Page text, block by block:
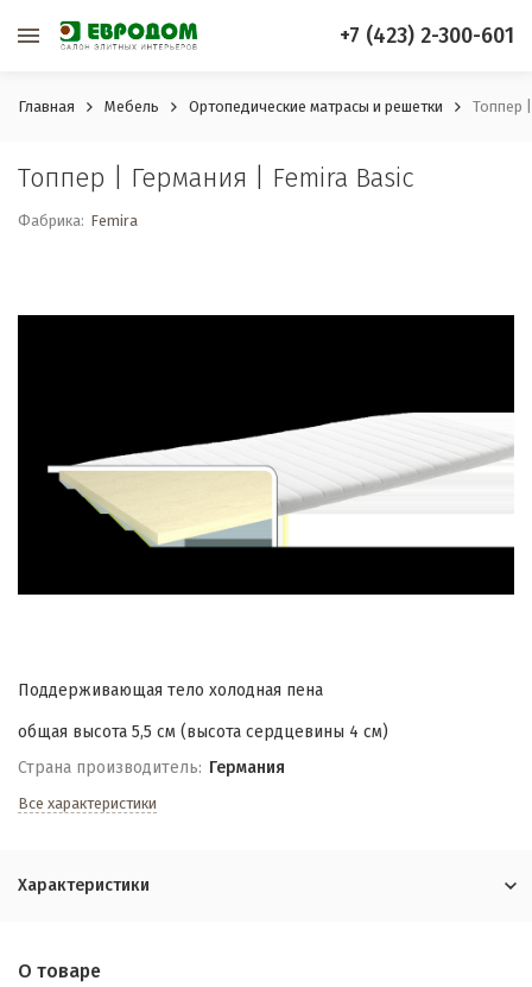
+7 (423) 2-300-601
Главная Мебель Ортопедические матрасы и решетки Топпер
Топпер | Германия | Femira Basic
Фабрика: Femira
Поддерживающая тело холодная пена
общая высота 5,5 см (высота сердцевины 4 см)
Страна производитель: Германия
Все характеристики
Характеристики
О товаре